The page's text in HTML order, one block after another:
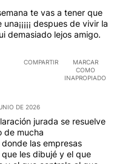
te vas a tener que
despues de vivir la
demasiado lejos amigo.
COMPARTIR
MARCAR
COMO
INAPROPIADO
DE 2026
jurada se resuelve
de mucha
las empresas
les dibujé y el que